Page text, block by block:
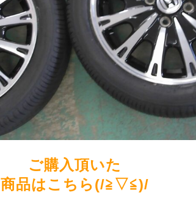
ご購入頂いた
商品はこちら(/≧▽≦)/